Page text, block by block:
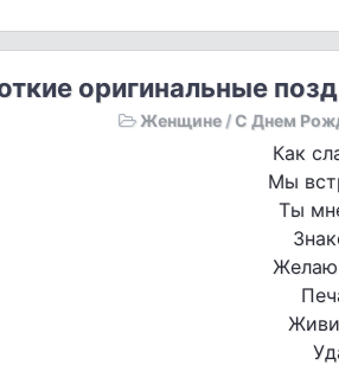
оригинальные
Женщине / С Днем
Как
Мы
Ты
Желаю